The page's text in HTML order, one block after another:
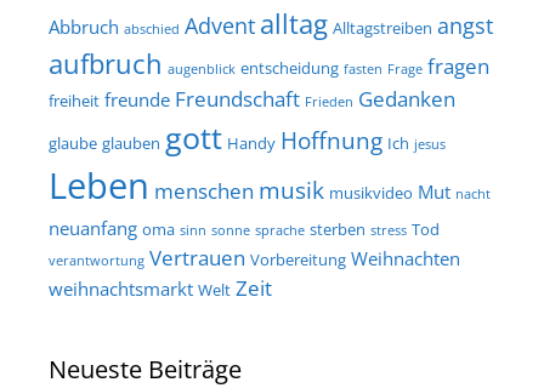
Abbruch abschied Advent alltag Alltagstreiben angst
aufbruch augenblick entscheidung fasten Frage fragen
freiheit freunde Freundschaft Frieden Gedanken
glaube glauben gott Handy Hoffnung Ich jesus
Leben menschen musik musikvideo Mut nacht
neuanfang oma sinn sonne sprache sterben stress Tod
verantwortung Vertrauen Vorbereitung Weihnachten
weihnachtsmarkt Welt Zeit
Neueste Beiträge